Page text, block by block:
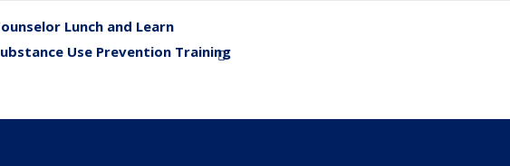
Lunch and Learn
Use Prevention Training
»